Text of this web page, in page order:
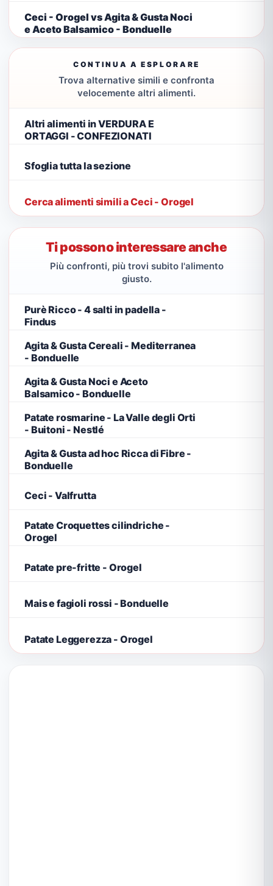
Ceci - Orogel vs Agita & Gusta Noci
e Aceto Balsamico - Bonduelle
CONTINUA A ESPLORARE
Trova alternative simili e confronta
velocemente altri alimenti.
Altri alimenti in VERDURA E
ORTAGGI - CONFEZIONATI
Sfoglia tutta la sezione
Cerca alimenti simili a Ceci - Orogel
Ti possono interessare anche
Più confronti, più trovi subito l'alimento
giusto.
Purè Ricco - 4 salti in padella -
Findus
Agita & Gusta Cereali - Mediterranea
- Bonduelle
Agita & Gusta Noci e Aceto
Balsamico - Bonduelle
Patate rosmarine - La Valle degli Orti
- Buitoni - Nestlé
Agita & Gusta ad hoc Ricca di Fibre -
Bonduelle
Ceci - Valfrutta
Patate Croquettes cilindriche -
Orogel
Patate pre-fritte - Orogel
Mais e fagioli rossi - Bonduelle
Patate Leggerezza - Orogel